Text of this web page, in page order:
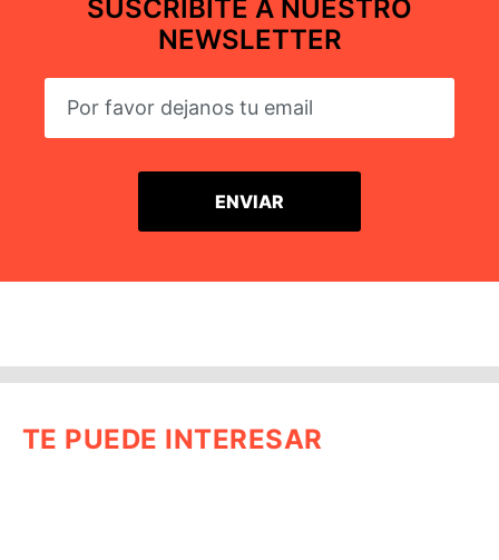
SUSCRIBITE A NUESTRO
NEWSLETTER
TE PUEDE INTERESAR